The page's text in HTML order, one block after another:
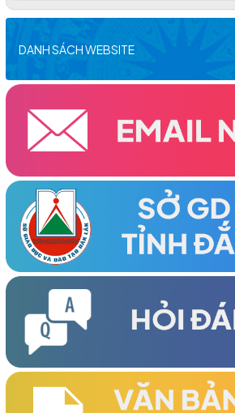
NHIỆM KỲ 2026–2031 THÀNH CÔNG TỐT
(09/04/2026)
NHÀ GIÁO HÀ NGỌC ĐÀO SUỐT ĐỜI HY
(03/04/2026)
NHIỆM KỲ 2026-2031 THÀNH CÔNG TỐT
(27/03/2026)
Đại hội Đại biểu Hội Khuyến học phường
nhiệm kỳ 2026-2031 thành công tốt đẹp
(25/03/2026)
Đại hội Đại biểu Hội Khuyến học xã Ea Rốk
kỳ 2026-2031 thành công tốt đẹp
(24/03/2026)
HỘI KHUYẾN HỌC TỈNH TỔ CHỨC HỘI
CÔNG TÁC KHUYẾN HỌC ĐẦU NĂM 2026